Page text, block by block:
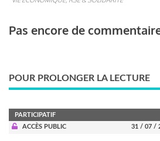
Pas encore de
POUR PROLONGER LA LECTURE
PARTICIPATIF
ACCÈS PUBLIC
31 / 07 /